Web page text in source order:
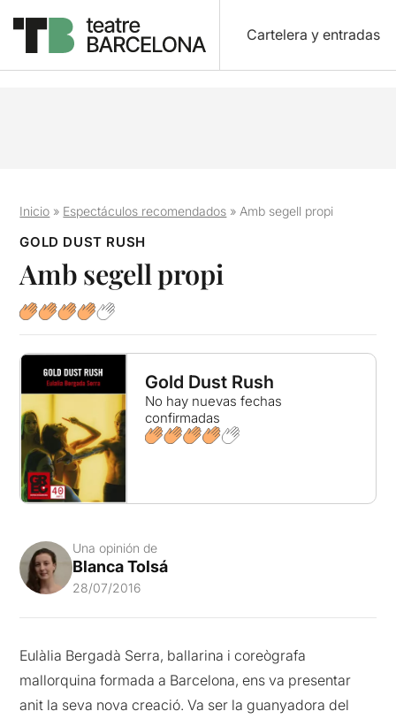
Cartelera y entradas
Inicio » Espectáculos recomendados » Amb segell propi
GOLD DUST RUSH
Amb segell propi
Gold Dust Rush
No hay nuevas fechas
confirmadas
Una opinión de
Blanca Tolsá
28/07/2016
Eulàlia Bergadà Serra, ballarina i coreògrafa
mallorquina formada a Barcelona, ens va presentar
anit la seva nova creació. Va ser la guanyadora del